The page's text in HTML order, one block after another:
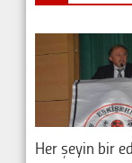
Her şeyin bir